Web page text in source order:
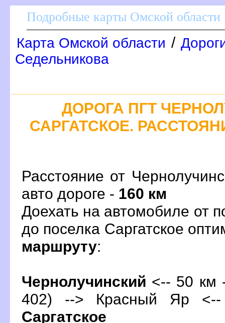
Подробные карты Омской области
Карта Омской области /
Седельникова
ДОРОГА ПГТ
САРГАТСКОЕ.
Расстояние от
авто дороге - 160 км
Доехать на автомобиле от
до поселка Саргатское
маршруту:
Чернолучинский <-- 50 км
402) --> Красный Яр
Саргатское